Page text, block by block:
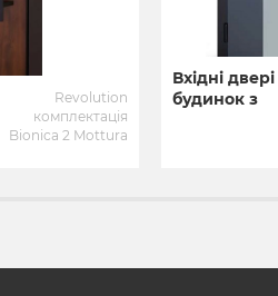
Revolution
комплектація
Bionica 2 Mottura
Вхідні
будинок з